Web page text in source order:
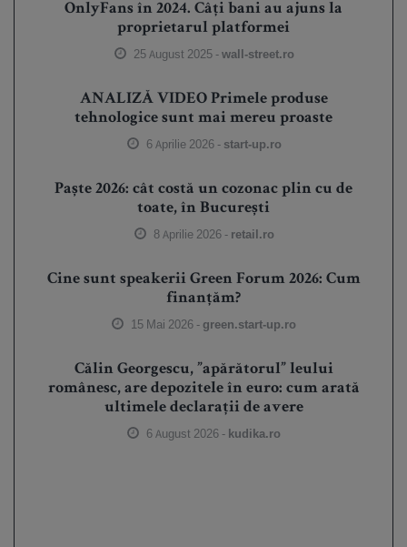
OnlyFans în 2024. Câți bani au ajuns la
proprietarul platformei
25 August 2025 -wall-street.ro
ANALIZĂ VIDEO Primele produse
tehnologice sunt mai mereu proaste
6 Aprilie 2026 - start-up.ro
Paște 2026: cât costă un cozonac plin cu de
toate, în București
8 Aprilie 2026 - retail.ro
Cine sunt speakerii Green Forum 2026: Cum
finanțăm?
15 Mai 2026 - green.start-up.ro
Călin Georgescu, ”apărătorul” leului
românesc, are depozitele în euro: cum arată
ultimele declarații de avere
6 August 2026 - kudika.ro